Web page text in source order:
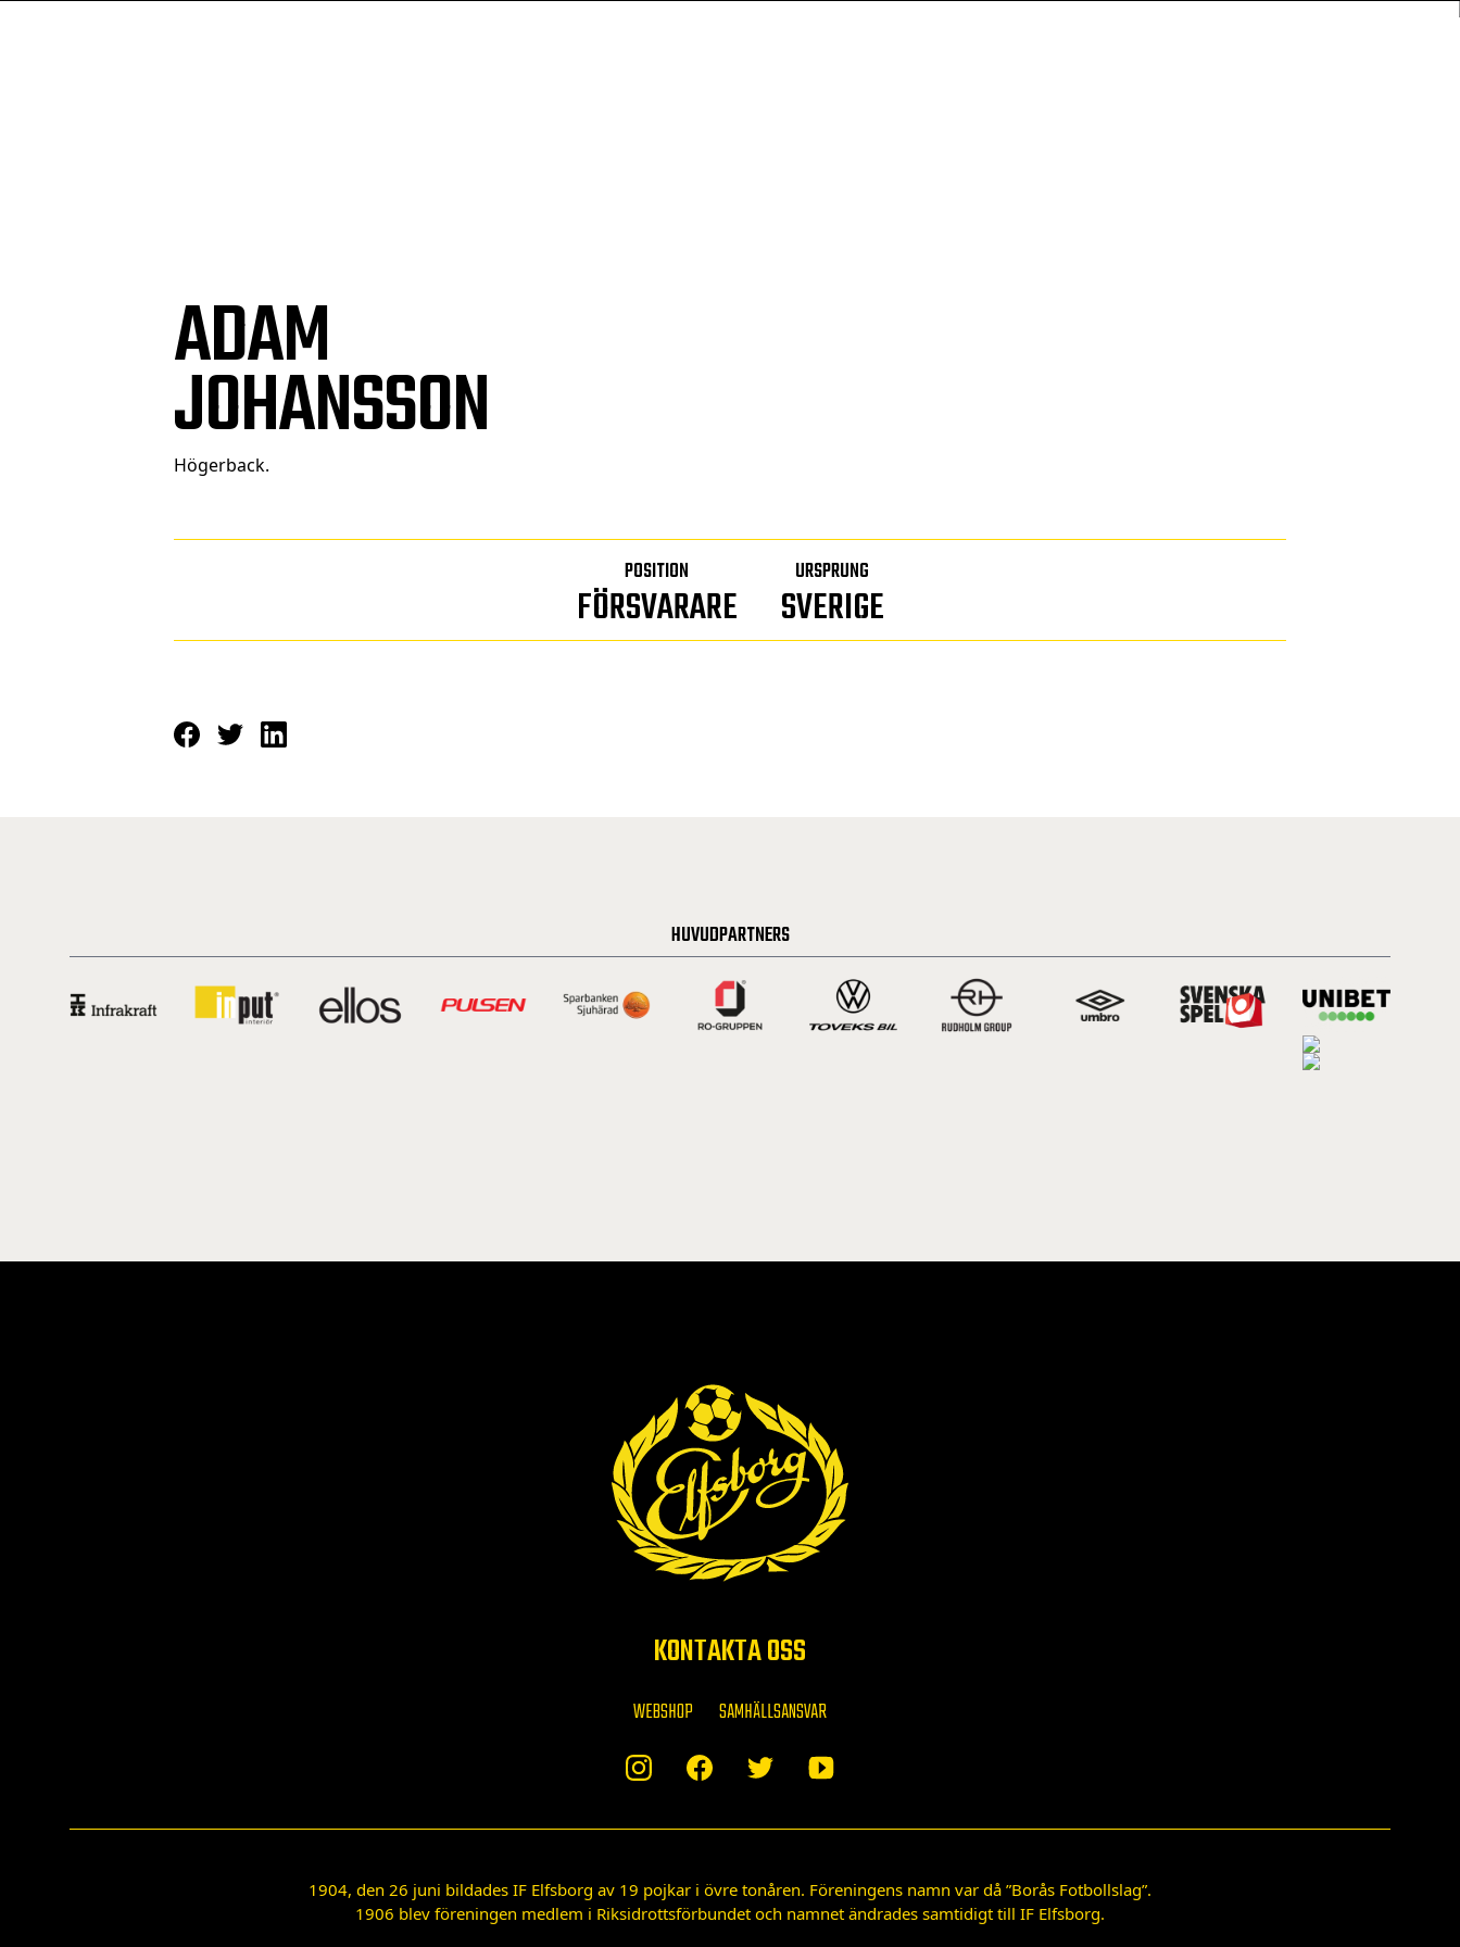
ADAM
JOHANSSON
Högerback.
POSITION
FÖRSVARARE
URSPRUNG
SVERIGE
HUVUDPARTNERS
KONTAKTA OSS
WEBSHOP SAMHÄLLSANSVAR
1904, den 26 juni bildades IF Elfsborg av 19 pojkar i övre tonåren. Föreningens namn var då ”Borås Fotbollslag”.
1906 blev föreningen medlem i Riksidrottsförbundet och namnet ändrades samtidigt till IF Elfsborg.